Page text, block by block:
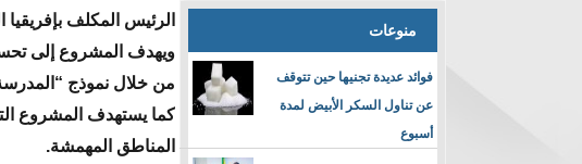
منوعات
فوائد عديدة تجنيها حين تتوقف
عن تناول السكر الأبيض لمدة
أسبوع
الرئيس المكلف بإفريقيا
ويهدف المشروع إلى
من خلال نموذج
كما يستهدف المشروع
المناطق المهمشة.